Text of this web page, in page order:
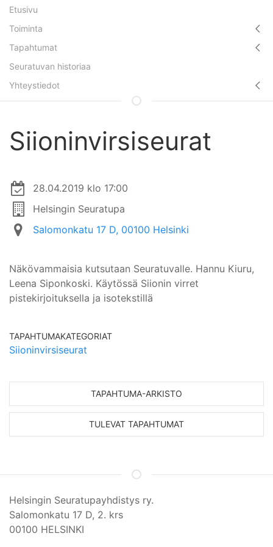
Etusivu
Toiminta
Tapahtumat
Seuratuvan historiaa
Yhteystiedot
Siioninvirsiseurat
28.04.2019 klo 17:00
Helsingin Seuratupa
Salomonkatu 17 D, 00100 Helsinki
Näkövammaisia kutsutaan Seuratuvalle. Hannu Kiuru,
Leena Siponkoski. Käytössä Siionin virret
pistekirjoituksella ja isotekstillä
TAPAHTUMAKATEGORIAT
Siioninvirsiseurat
TAPAHTUMA-ARKISTO
TULEVAT TAPAHTUMAT
Helsingin Seuratupayhdistys ry.
Salomonkatu 17 D, 2. krs
00100 HELSINKI